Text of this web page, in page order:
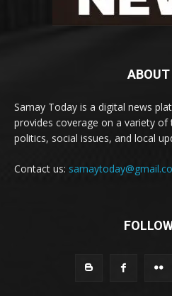
ABOUT
Samay Today is a digital news
provides coverage on a variety of
politics, social issues, and local
Contact us: